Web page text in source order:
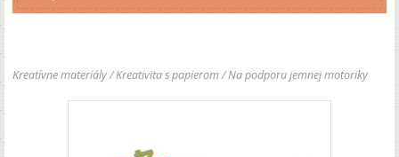
Kreatívne materiály/Kreativita s papierom/Na podporu jemnej motoriky